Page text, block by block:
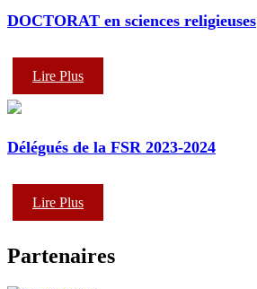
DOCTORAT en sciences religieuses
Lire Plus
Délégués de la FSR 2023-2024
Lire Plus
Partenaires